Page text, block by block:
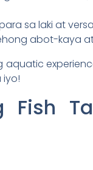
sa laki at
abot-kaya
Fish